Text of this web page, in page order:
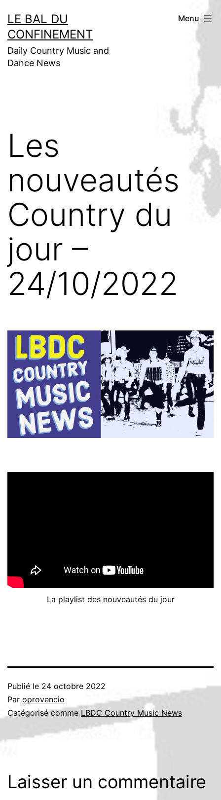
au
contenu
LE BAL DU
CONFINEMENT
Daily Country Music and
Dance News
Menu
Les
nouveautés
Country du
jour –
24/10/2022
La playlist des nouveautés du jour
Publié le 24 octobre 2022
Par oprovencio
Catégorisé comme LBDC Country Music News
Laisser un commentaire